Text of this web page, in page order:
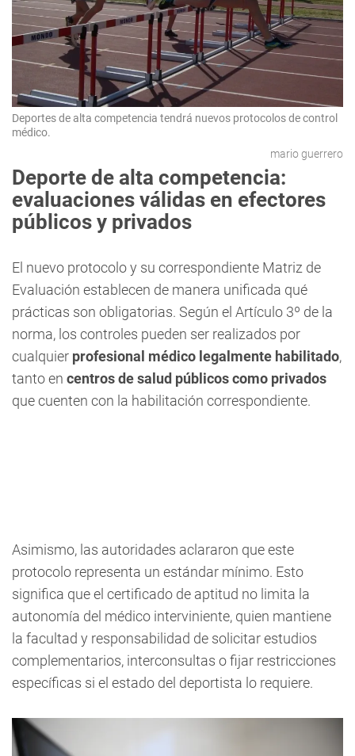
Deportes de alta competencia tendrá nuevos protocolos de control
médico.
mario guerrero
Deporte de alta competencia:
evaluaciones válidas en efectores
públicos y privados
El nuevo protocolo y su correspondiente Matriz de
Evaluación establecen de manera unificada qué
prácticas son obligatorias. Según el Artículo 3º de la
norma, los controles pueden ser realizados por
cualquier profesional médico legalmente habilitado,
tanto en centros de salud públicos como privados
que cuenten con la habilitación correspondiente.
Asimismo, las autoridades aclararon que este
protocolo representa un estándar mínimo. Esto
significa que el certificado de aptitud no limita la
autonomía del médico interviniente, quien mantiene
la facultad y responsabilidad de solicitar estudios
complementarios, interconsultas o fijar restricciones
específicas si el estado del deportista lo requiere.